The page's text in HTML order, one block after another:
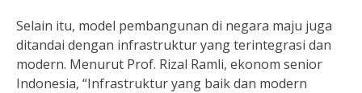
Selain itu, model pembangunan di negara maju juga
ditandai dengan infrastruktur yang terintegrasi dan
modern. Menurut Prof. Rizal Ramli, ekonom senior
Indonesia, “Infrastruktur yang baik dan modern